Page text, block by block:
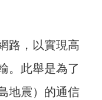
路，以實現高
。此舉是為了
地震）的通信